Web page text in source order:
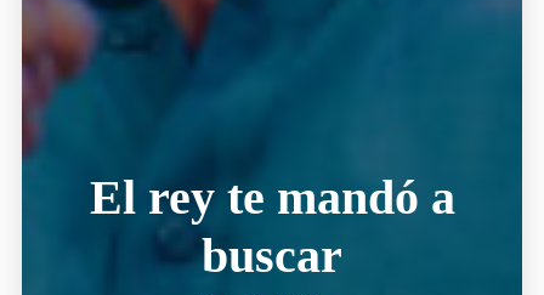
El rey te mandó a
buscar